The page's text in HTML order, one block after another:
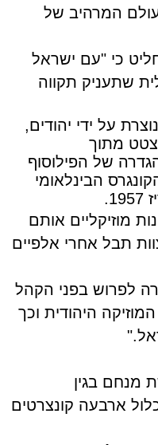
המרהיב של
כי "עם ישראל
שתעניק תקווה
על ידי יהודים,
מתוך
של הפילוסוף
הבינלאומי
מוזיקליים אותם
תבל אחרי אלפיים
לפרוש בפני הקהל
היהודית וכך
מנחם בגין
החל מה 17.12 ותכלול ארבעה קונצרטים